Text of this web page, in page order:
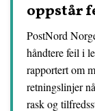
oppstår
PostNord
håndtere feil i
rapportert om
retningslinjer
rask og